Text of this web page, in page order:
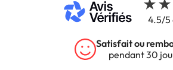
4.5/5
Satisfait ou
pendant 30